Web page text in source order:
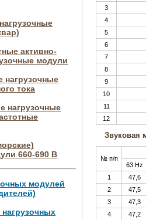
активно-
модули
нагрузочные
тока
нагрузочные
660-690 В
модулей
3
4
5
6
7
8
9
10
11
12
Звуковая
№ п/п
63 Hz
1
47,6
2
47,5
3
47,3
4
47,2